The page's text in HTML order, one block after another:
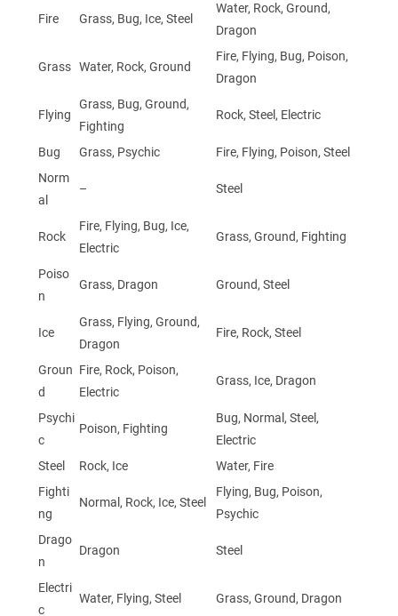
Fire Grass, Bug, Ice, Steel
Water, Rock, Ground,
Dragon
Grass Water, Rock, Ground
Fire, Flying, Bug, Poison,
Dragon
Flying
Grass, Bug, Ground,
Fighting
Rock, Steel, Electric
Bug Grass, Psychic
Fire, Flying, Poison, Steel
Norm
al
– Steel
Rock
Fire, Flying, Bug, Ice,
Electric
Grass, Ground, Fighting
Poiso
n
Grass, Dragon Ground, Steel
Ice
Grass, Flying, Ground,
Dragon
Fire, Rock, Steel
Groun
d
Fire, Rock, Poison,
Electric
Grass, Ice, Dragon
Psychi
c
Poison, Fighting
Bug, Normal, Steel,
Electric
Steel
Rock, Ice
Water, Fire
Fighti
ng
Normal, Rock, Ice, Steel
Flying, Bug, Poison,
Psychic
Drago
n
Dragon Steel
Electri
c
Water, Flying, Steel Grass, Ground, Dragon